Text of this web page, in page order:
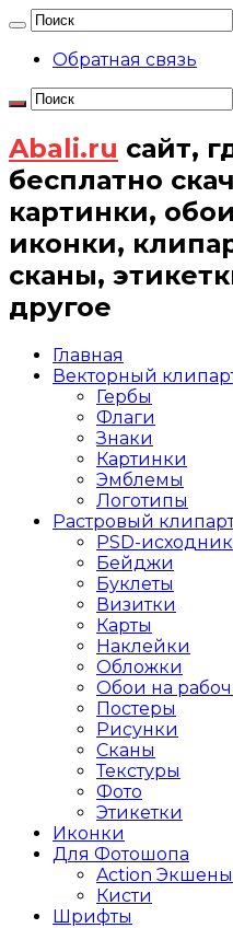
Обратная связь
Abali.ru сайт,
бесплатно
картинки,
иконки,
сканы,
другое
Главная
Векторный
Гербы
Флаги
Знаки
Картинки
Эмблемы
Логотипы
Растровый
PSD-
Бейджи
Буклеты
Визитки
Карты
Наклейки
Обложки
Обои на
Постеры
Рисунки
Сканы
Текстуры
Фото
Этикетки
Иконки
Для Фотошопа
Action Экшены
Кисти
Шрифты